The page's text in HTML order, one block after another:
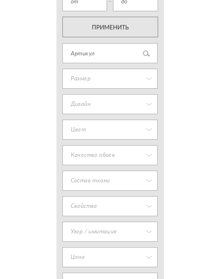
ПРИМЕНИТЬ
Размер
Дизайн
Цвет
Качество обоев
Состав ткани
Свойства
Узор / имитация
Цена